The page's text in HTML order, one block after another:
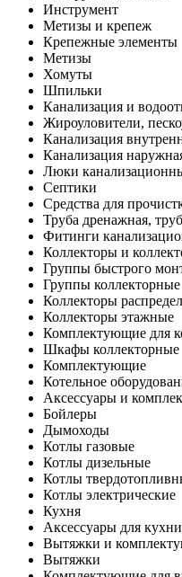
Инструмент
Метизы и крепеж
Крепежные элементы
Метизы
Хомуты
Шпильки
Канализация и
Жироуловители,
Канализация
Канализация
Люки
Септики
Средства для
Труба дренажная,
Фитинги
Коллекторы и
Группы быстрого
Группы коллекторные
Коллекторы
Коллекторы этажные
Комплектующие для
Шкафы коллекторные
Комплектующие
Котельное
Аксессуары и
Бойлеры
Дымоходы
Котлы газовые
Котлы дизельные
Котлы
Котлы электрические
Кухня
Аксессуары для кухни
Вытяжки и
Вытяжки